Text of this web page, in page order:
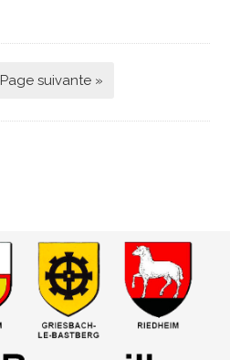
Page suivante »